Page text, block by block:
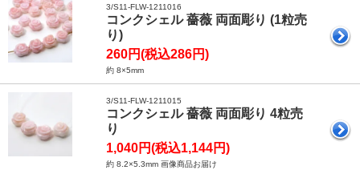
3/S11-FLW-1211016
コンクシェル 薔薇 両面彫り (1粒売
り)
260円(税込286円)
約 8×5mm
3/S11-FLW-1211015
コンクシェル 薔薇 両面彫り 4粒売
り
1,040円(税込1,144円)
約 8.2×5.3mm 画像商品お届け